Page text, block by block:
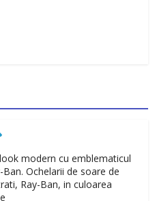
modern cu emblematicul
Ban. Ochelarii de soare de
Ray-Ban, in culoarea